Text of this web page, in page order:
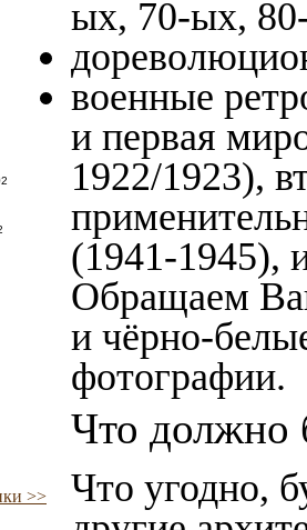
>>
ых, 70-ых,
военные
и первая
1922/1923),
(1941-1945),
Обращаем
и чёрно-
фотографии.
Что должно
Что угодно,